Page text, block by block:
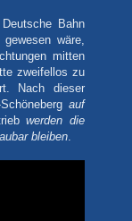
Bahn
wäre,
mitten
zweifellos zu
Nach dieser
auf
werden die
bleiben